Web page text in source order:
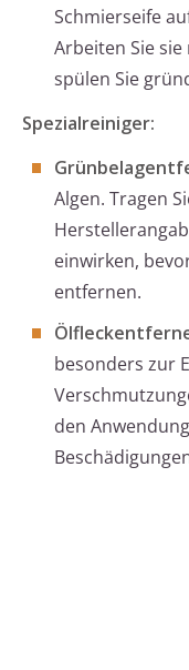
Schmierseife
Arbeiten Sie
spülen Sie
Spezialreiniger:
Algen. Tragen
einwirken,
entfernen.
besonders zur
den